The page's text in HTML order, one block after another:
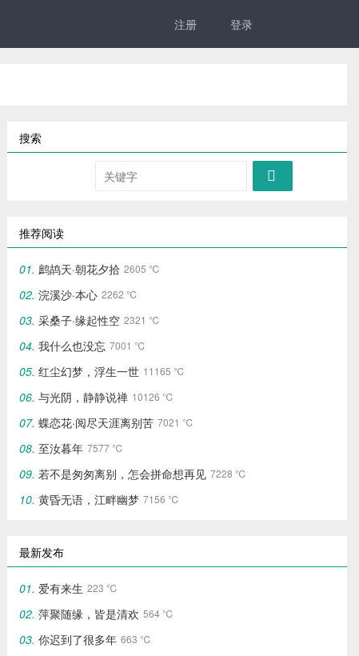
注册 登录
搜索

推荐阅读
鹧鸪天·朝花夕拾 2605 ℃
浣溪沙·本心 2262 ℃
采桑子·缘起性空 2321 ℃
我什么也没忘 7001 ℃
红尘幻梦，浮生一世 11165 ℃
与光阴，静静说禅 10126 ℃
蝶恋花·阅尽天涯离别苦 7021 ℃
至汝暮年 7577 ℃
若不是匆匆离别，怎会拼命想再见 7228 ℃
黄昏无语，江畔幽梦 7156 ℃
最新发布
爱有来生 223 ℃
萍聚随缘，皆是清欢 564 ℃
你迟到了很多年 663 ℃